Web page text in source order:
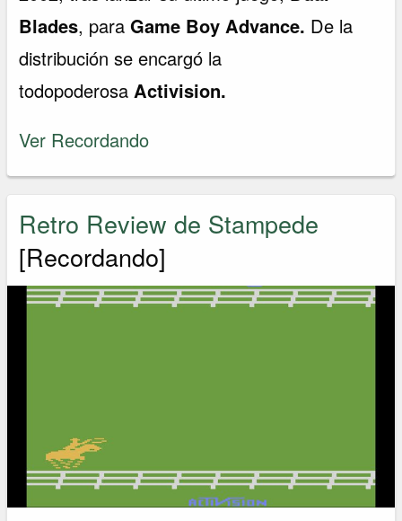
Blades, paraGame Boy Advance. De la
distribución se encargó la
todopoderosaActivision.
Ver Recordando
Retro Review de Stampede
[Recordando]